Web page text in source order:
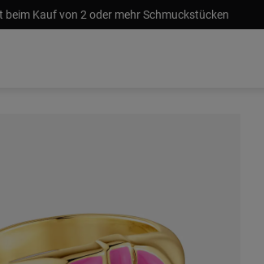
beim Kauf von 2 oder mehr Schmuckstücken